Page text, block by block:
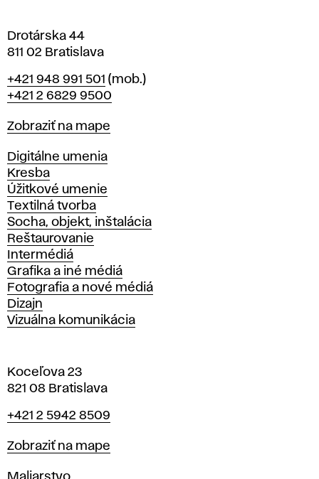
Drotárska 44
811 02 Bratislava
Telefón
+421 948 991 501 (mob.)
+421 2 6829 9500
Mapa
Zobraziť na mape
Katedry
Digitálne umenia
Kresba
Úžitkové umenie
Textilná tvorba
Socha, objekt, inštalácia
Reštaurovanie
Intermédiá
Grafika a iné médiá
Fotografia a nové médiá
Dizajn
Vizuálna komunikácia
Koceľova 23
821 08 Bratislava
Telefón
+421 2 5942 8509
Mapa
Zobraziť na mape
Katedry